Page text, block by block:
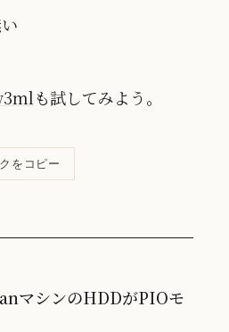
も試してみよう。
をコピー
マシンのHDDがPIOモ